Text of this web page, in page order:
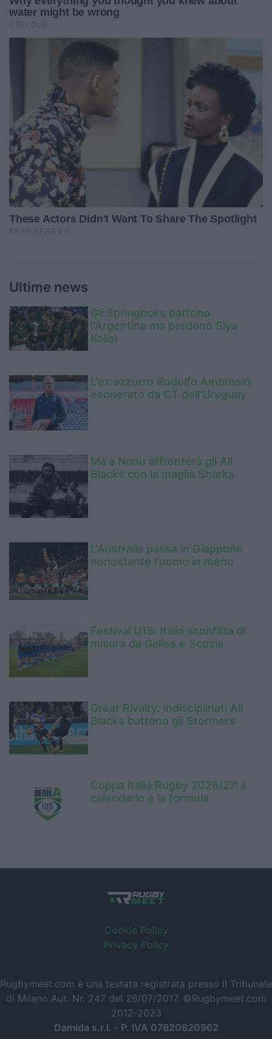
Ultime news
Gli Springboks battono
l'Argentina ma perdono Siya
Kolisi
L'ex azzurro Rodolfo Ambrosio
esonerato da CT dell'Uruguay
Ma'a Nonu affronterà gli All
Blacks con la maglia Sharks
L'Australia passa in Giappone
nonostante l'uomo in meno
Festival U18: Italia sconfitta di
misura da Galles e Scozia
Great Rivalry: indisciplinati All
Blacks battono gli Stormers
Coppa Italia Rugby 2026/27: il
calendario e la formula
Cookie Policy
Privacy Policy
Rugbymeet.com è una testata registrata presso il Tribunale
di Milano Aut. Nr. 247 del 26/07/2017. ©Rugbymeet.com
2012-2023
Damida s.r.l. - P. IVA 07820820962